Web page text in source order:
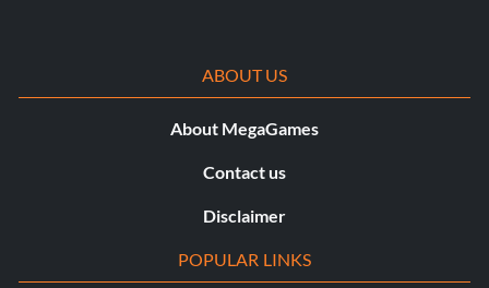
ABOUT US
About MegaGames
Contact us
Disclaimer
POPULAR LINKS